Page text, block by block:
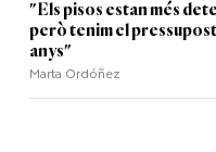
"Els pisos estan més
però tenim el
anys"
Marta Ordóñez